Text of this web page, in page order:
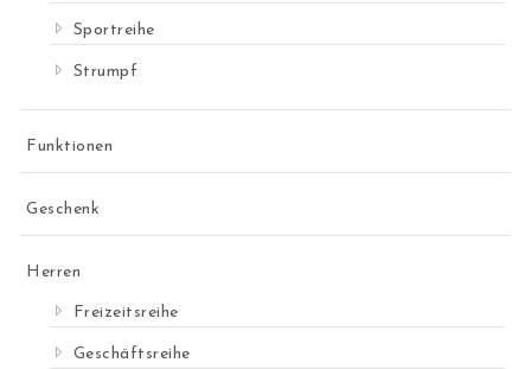
Sportreihe
Strumpf
Funktionen
Geschenk
Herren
Freizeitsreihe
Geschäftsreihe